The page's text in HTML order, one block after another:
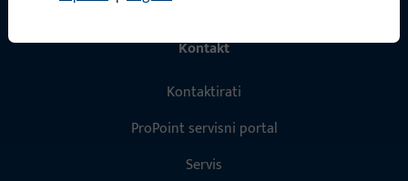
Kontakt
Kontaktirati
ProPoint servisni portal
Servis